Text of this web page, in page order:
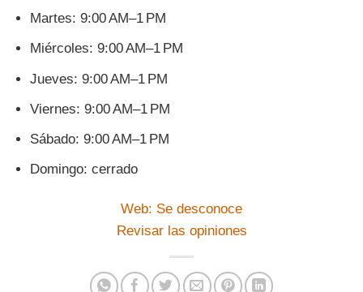
Martes: 9:00 AM–1 PM
Miércoles: 9:00 AM–1 PM
Jueves: 9:00 AM–1 PM
Viernes: 9:00 AM–1 PM
Sábado: 9:00 AM–1 PM
Domingo: cerrado
Web: Se desconoce
Revisar las opiniones